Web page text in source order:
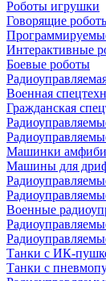
Роботы игрушки
Говорящие
Интерактивные
Боевые роботы
Военная
Гражданская
Машинки
Машины для
Военные
Танки с ИК-
Танки с